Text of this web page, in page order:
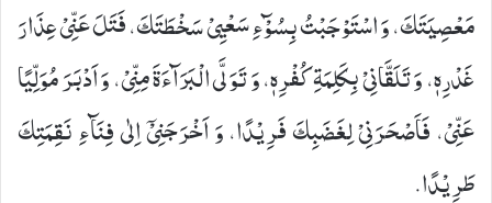
مَعْصِیَتَكَ، وَ اسْتَوْجَبْتُ بِسُوْٓءِ سَعْیِیْ سَخْطَتَكَ، فَتَلَ عَنِّیْ عِذَارَ
غَدْرِهٖ، وَ تَلَقَّانِیْ بِكَلِمَةِ كُفْرِهٖ، وَ تَوَلَّى الْبَرَآءَةَ مِنِّیْ، وَ اَدْبَرَ مُوَلِّیًا
عَنِّیْ، فَاَصْحَرَنِیْ لِغَضَبِكَ فَرِیْدًا، وَ اَخْرَجَنِیْۤ اِلٰى فِنَآءِ نَقِمَتِكَ
طَرِیْدًا.